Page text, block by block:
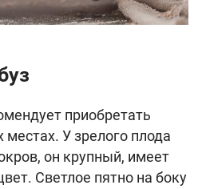
приобретать
У зрелого плода
он крупный, имеет
Светлое пятно на боку